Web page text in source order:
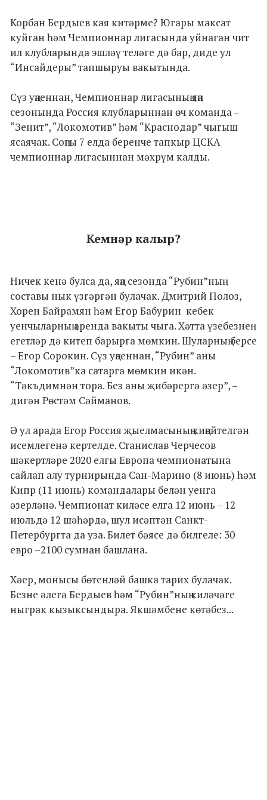
Корбан Бердыев кая китәрме? Югары максат
куйган һәм Чемпионнар лигасында уйнаган чит
ил клубларында эшләү теләге дә бар, диде ул
“Инсайдеры” тапшыруы вакытында.
Сүз уңаеннан, Чемпионнар лигасының яңа
сезонында Россия клубларыннан өч команда –
“Зенит”, “Локомотив” һәм “Краснодар” чыгыш
ясаячак. Соңгы 7 елда беренче тапкыр ЦСКА
чемпионнар лигасыннан мәхрүм калды.
Кемнәр калыр?
Ничек кенә булса да, яңа сезонда “Рубин”ның
составы нык үзгәргән булачак. Дмитрий Полоз,
Хорен Байрамян һәм Егор Бабурин кебек
уенчыларның аренда вакыты чыга. Хәтта үзебезнең
егетләр дә китеп барырга мөмкин. Шуларның берсе
– Егор Сорокин. Сүз уңаеннан, “Рубин” аны
“Локомотив”ка сатарга мөмкин икән.
“Тәкъдимнән тора. Без аны җибәрергә әзер”, –
дигән Рөстәм Сәйманов.
Ә ул арада Егор Россия җыелмасының киңәйтелгән
исемлегенә кертелде. Станислав Черчесов
шәкертләре 2020 елгы Европа чемпионатына
сайлап алу турнирында Сан-Марино (8 июнь) һәм
Кипр (11 июнь) командалары белән уенга
әзерләнә. Чемпионат киләсе елга 12 июнь – 12
июльдә 12 шәһәрдә, шул исәптән Санкт-
Петербургта да уза. Билет бәясе дә билгеле: 30
евро –2100 сумнан башлана.
Хәер, монысы бөтенләй башка тарих булачак.
Безне әлегә Бердыев һәм “Рубин”ның киләчәге
ныграк кызыксындыра. Якшәмбене көтәбез...